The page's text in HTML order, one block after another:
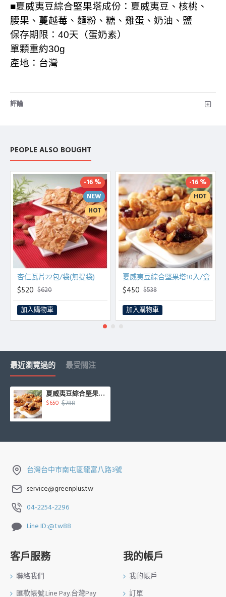
■夏威夷豆綜合堅果塔成份：夏威夷豆、核桃、
腰果、蔓越莓、麵粉、糖、雞蛋、奶油、鹽
保存期限： 40天（蛋奶素）
單顆重約30g
產地：台灣
評論
PEOPLE ALSO BOUGHT
NEW
HOT
-16 %
杏仁瓦片22包/袋(無提袋)
$520 $620
加入購物車
HOT
-16 %
夏威夷豆綜合堅果塔10入/盒
$450 $538
加入購物車
最近瀏覽過的 最受關注
夏威夷豆綜合堅果塔15入/盒
$650 $788
台灣台中市南屯區龍富八路3號
service@greenplus.tw
04-2254-2296
Line ID:@tw88
客戶服務
聯絡我們
匯款帳號.Line Pay.台灣Pay
我的帳戶
我的帳戶
訂單